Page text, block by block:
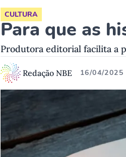
CULTURA
Para que as
Produtora editorial facilita a
Redação NBE 16/04/2025